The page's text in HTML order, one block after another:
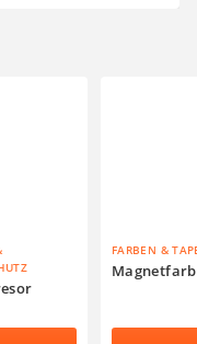
FARBEN &